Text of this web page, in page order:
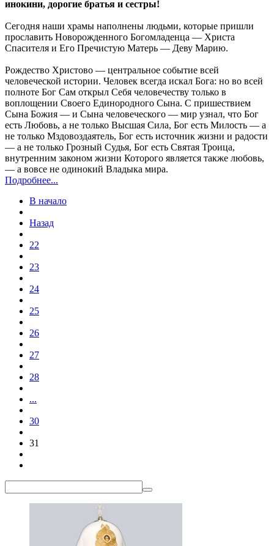
инокини, дорогие братья и сестры!
Сегодня наши храмы наполнены людьми, которые пришли
прославить Новорожденного Богомладенца — Христа
Спасителя и Его Пречистую Матерь — Деву Марию.
Рождество Христово — центральное событие всей
человеческой истории. Человек всегда искал Бога: но во всей
полноте Бог Сам открыл Себя человечеству только в
воплощении Своего Единородного Сына. С пришествием
Сына Божия — и Сына человеческого — мир узнал, что Бог
есть Любовь, а не только Высшая Сила, Бог есть Милость — а
не только Мздовоздаятель, Бог есть источник жизни и радости
— а не только Грозный Судья, Бог есть Святая Троица,
внутренним законом жизни Которого является также любовь,
— а вовсе не одинокий Владыка мира.
Подробнее...
В начало
Назад
22
23
24
25
26
27
28
...
30
31